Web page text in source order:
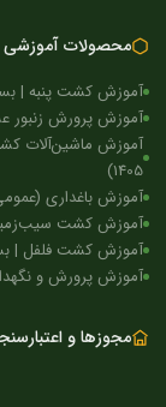
محصولات آموزشی
آموزش کشت پنبه | بسته
آموزش پرورش زنبور
آموزش ماشین‌آلات
1405)
آموزش باغداری
آموزش کشت سیب‌زمینی
آموزش کشت فلفل |
آموزش پرورش و
مجوزها و